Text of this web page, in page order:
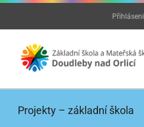
Přeskočit
Přihláseni
Projekty – základní škola